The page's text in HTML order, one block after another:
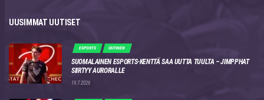
UUSIMMAT UUTISET
ESPORTS UUTINEN
SUOMALAINEN ESPORTS-KENTTÄ SAA UUTTA TUULTA – JIMPPHAT
SIIRTYY AURORALLE
19.7.2026